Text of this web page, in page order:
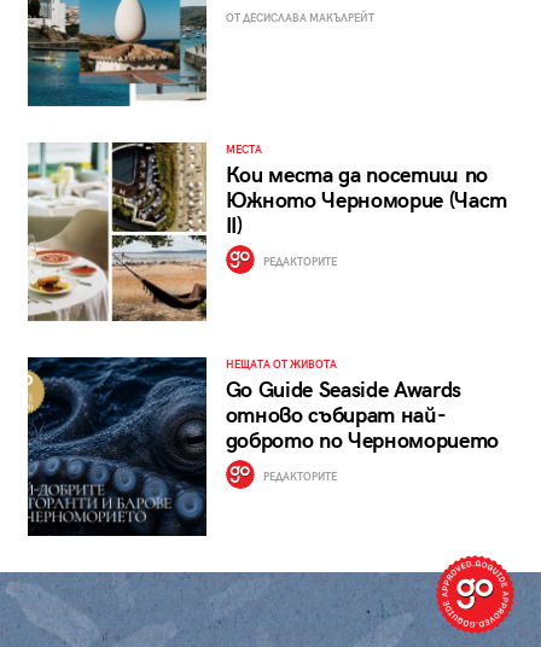
ОТ ДЕСИСЛАВА МАКЪЛРЕЙТ
МЕСТА
Кои места да посетиш по
Южното Черноморие (Част
II)
РЕДАКТОРИТЕ
НЕЩАТА ОТ ЖИВОТА
Go Guide Seaside Awards
отново събират най-
доброто по Черноморието
РЕДАКТОРИТЕ